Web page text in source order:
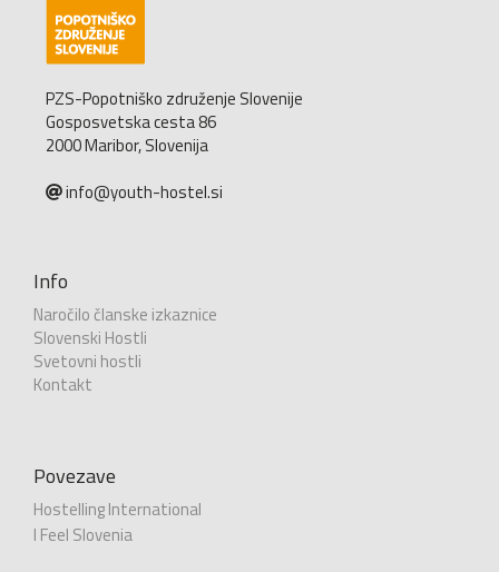
PZS-Popotniško združenje Slovenije
Gosposvetska cesta 86
2000 Maribor, Slovenija
info@youth-hostel.si
Info
Naročilo članske izkaznice
Slovenski Hostli
Svetovni hostli
Kontakt
Povezave
Hostelling International
I Feel Slovenia